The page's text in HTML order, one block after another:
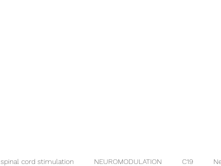
spinal cord stimulation NEUROMODULATION C19